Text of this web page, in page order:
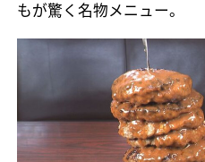
もが驚く名物メニュー。